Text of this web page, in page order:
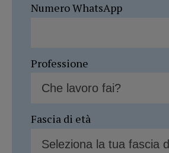
Numero WhatsApp
Professione
Fascia di età